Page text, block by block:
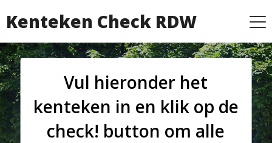
Kenteken Check RDW
Vul hieronder het
kenteken in en klik op de
check! button om alle